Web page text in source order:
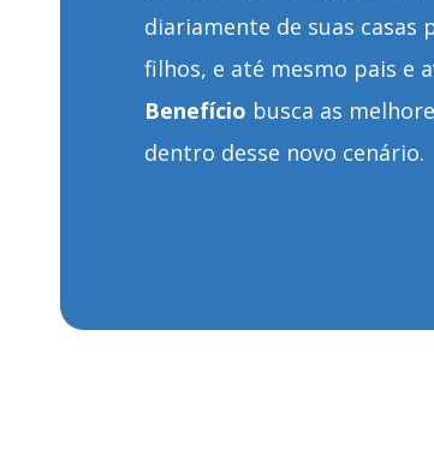
diariamente de suas casas
filhos, e até mesmo pais e
Benefício busca as
dentro desse novo cenário.